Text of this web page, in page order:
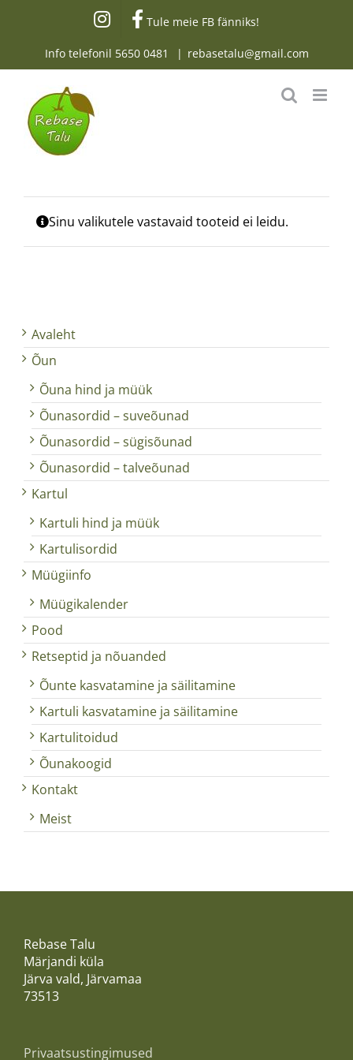
Tule meie FB fänniks!
Info telefonil 5650 0481 | rebasetalu@gmail.com
Sinu valikutele vastavaid tooteid ei leidu.
Avaleht
Õun
Õuna hind ja müük
Õunasordid – suveõunad
Õunasordid – sügisõunad
Õunasordid – talveõunad
Kartul
Kartuli hind ja müük
Kartulisordid
Müügiinfo
Müügikalender
Pood
Retseptid ja nõuanded
Õunte kasvatamine ja säilitamine
Kartuli kasvatamine ja säilitamine
Kartulitoidud
Õunakoogid
Kontakt
Meist
Rebase Talu
Märjandi küla
Järva vald, Järvamaa
73513
Privaatsustingimused